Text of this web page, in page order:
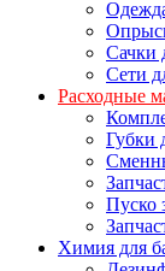
Сачки
Сети
Расходные
Губки
Пуско
Химия для